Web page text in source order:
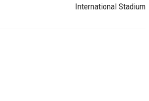
International Stadium